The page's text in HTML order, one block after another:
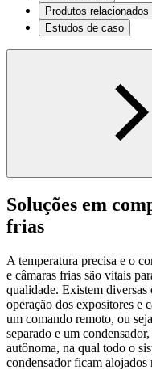
Produtos relacionados
Estudos de caso
Soluções em
frias
A temperatura precisa e o
e câmaras frias são vitais
qualidade. Existem
operação dos expositores e
um comando remoto, ou
separado e um
autônoma, na qual todo o
condensador ficam alojados